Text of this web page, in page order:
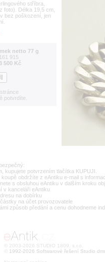
stříbra,
foto). Délka 19,5 cm,
bez poškození, jen
netto 77 g
915
500 Kč
potvrdíte.
kupujete potvrzením tlačítka KUPUJI.
obdržíte z eAntiku e-mail s
s obsluhou eAntiku v dalším kroku
v kanceláři eAntiku
na dobírku
na účet provozovatele
způsob předání a cenu dohodneme
© 2003-2026 STUDIO 1809, s.r.o.
1992-2026 Softwarové řešení Studio